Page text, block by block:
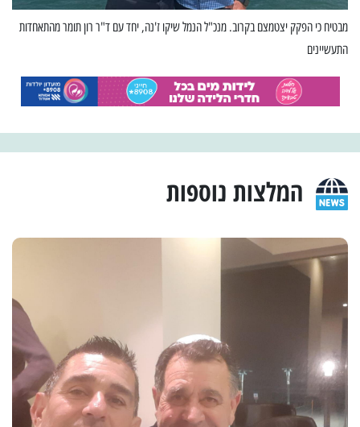
מבטיח כי הפקק יצטמצם בקרוב. מנכ"ל הנמל שיקו ז'נה, יחד עם ד"ר רון תומר מהתאחדות
התעשיינים
המלצות נוספות